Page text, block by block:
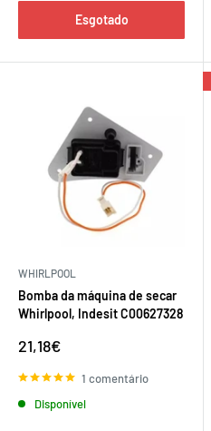
Esgotado
WHIRLPOOL
Bomba da máquina de secar
Whirlpool, Indesit C00627328
Preço
venda
21,18€
1 comentário
Disponível